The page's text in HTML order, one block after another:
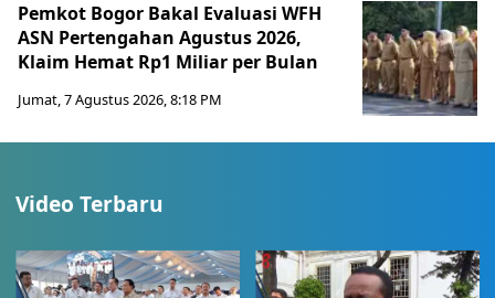
Pemkot Bogor Bakal Evaluasi WFH
ASN Pertengahan Agustus 2026,
Klaim Hemat Rp1 Miliar per Bulan
Jumat, 7 Agustus 2026, 8:18 PM
Video Terbaru